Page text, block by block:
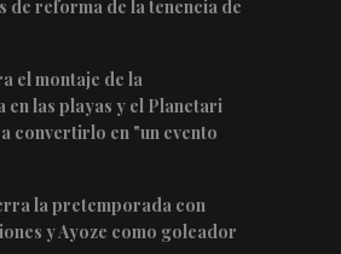
de reforma de la tenencia de
el montaje de la
las playas y el Planetari
convertirlo en "un evento
la pretemporada con
y Ayoze como goleador